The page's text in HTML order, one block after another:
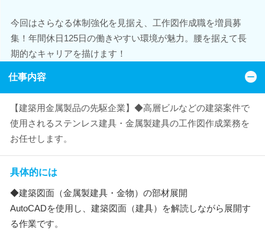
今回はさらなる体制強化を見据え、工作図作成職を増員募
集！年間休日125日の働きやすい環境が魅力。腰を据えて長
期的なキャリアを描けます！
仕事内容
【建築用金属製品の先駆企業】◆高層ビルなどの建築案件で
使用されるステンレス建具・金属製建具の工作図作成業務を
お任せします。
具体的には
◆建築図面（金属製建具・金物）の部材展開
AutoCADを使用し、建築図面（建具）を解読しながら展開す
る作業です。